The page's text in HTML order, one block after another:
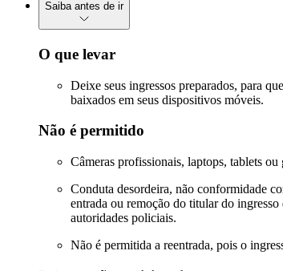
Saiba antes de ir
O que levar
Deixe seus ingressos preparados, para
baixados em seus dispositivos móveis.
Não é permitido
Câmeras profissionais, laptops, tablets
Conduta desordeira, não conformidade
entrada ou remoção do titular do
autoridades policiais.
Não é permitida a reentrada, pois o